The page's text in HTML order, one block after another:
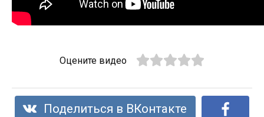
Оцените видео
Поделиться в ВКонтакте